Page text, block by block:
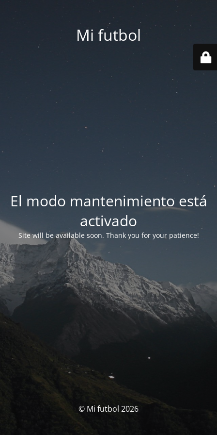
Mi futbol
El modo mantenimiento está
activado
Site will be available soon. Thank you for your patience!
© Mi futbol 2026